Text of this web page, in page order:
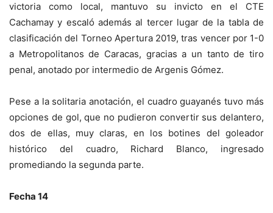
victoria como local, mantuvo su invicto en el CTE
Cachamay y escaló además al tercer lugar de la tabla de
clasificación del Torneo Apertura 2019, tras vencer por 1-0
a Metropolitanos de Caracas, gracias a un tanto de tiro
penal, anotado por intermedio de Argenis Gómez.
Pese a la solitaria anotación, el cuadro guayanés tuvo más
opciones de gol, que no pudieron convertir sus delantero,
dos de ellas, muy claras, en los botines del goleador
histórico del cuadro, Richard Blanco, ingresado
promediando la segunda parte.
Fecha 14